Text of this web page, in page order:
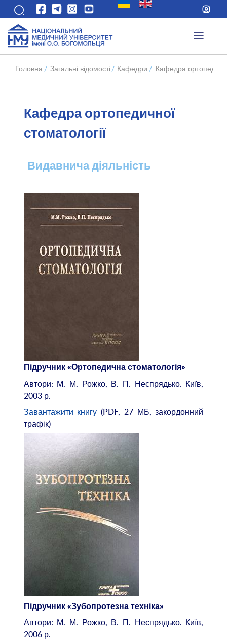
Головна / Загальні відомості / Кафедри / Кафедра
Кафедра ортопедичної
стоматології
Видавнича діяльність
Підручник «Ортопедична стоматологія»
Автори: М. М. Рожко, В. П. Неспрядько. Київ,
2003 р.
Завантажити книгу (PDF, 27 МБ, закордонний
трафік)
Підручник «Зубопротезна техніка»
Автори: М. М. Рожко, В. П. Неспрядько. Київ,
2006 р.